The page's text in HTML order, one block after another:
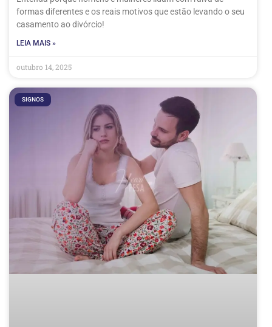
formas diferentes e os reais motivos que estão levando o seu
casamento ao divórcio!
LEIA MAIS »
outubro 14, 2025
SIGNOS